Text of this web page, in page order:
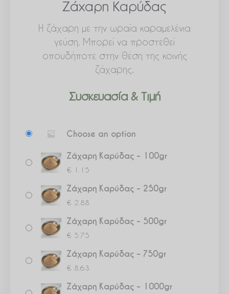
Ζάχαρη Καρύδας
Η ζάχαρη με την ωραία καραμελένια
γεύση. Μπορεί να προστεθεί
οπουδήποτε στην θέση της κοινής
ζάχαρης.
Συσκευασία & Τιμή
Choose an option
Ζάχαρη Καρύδας – 100gr
€ 1.15
Ζάχαρη Καρύδας – 250gr
€ 2.88
Ζάχαρη Καρύδας – 500gr
€ 5.75
Ζάχαρη Καρύδας – 750gr
€ 8.63
Ζάχαρη Καρύδας – 1000gr
Καρύδας
ποσότητα